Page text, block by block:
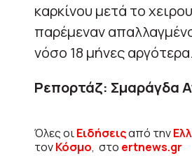
καρκίνου μετά το
παρέμεναν
νόσο 18 μήνες αργότερα.
Ρεπορτάζ: Σμαράγδα
Όλες οιΕιδήσειςαπό την
τονΚόσμο, στο ertnews.gr